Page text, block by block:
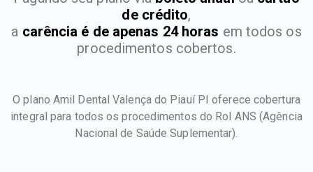
de crédito,
a carência é de apenas 24 horas em todos os
procedimentos cobertos.
O plano Amil Dental Valença do Piauí PI oferece cobertura
integral para todos os procedimentos do Rol ANS (Agência
Nacional de Saúde Suplementar).